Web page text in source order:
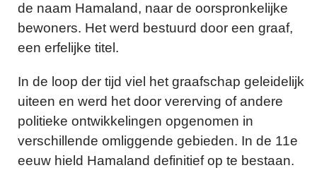
de naam Hamaland, naar de oorspronkelijke
bewoners. Het werd bestuurd door een graaf,
een erfelijke titel.
In de loop der tijd viel het graafschap geleidelijk
uiteen en werd het door vererving of andere
politieke ontwikkelingen opgenomen in
verschillende omliggende gebieden. In de 11e
eeuw hield Hamaland definitief op te bestaan.